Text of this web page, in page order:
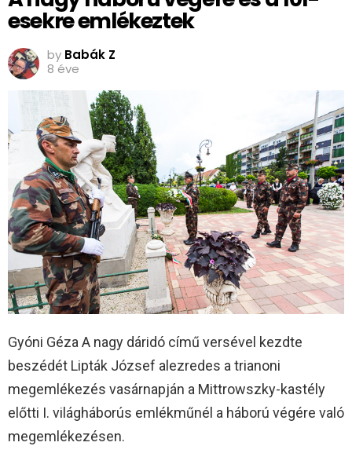
esekre emlékeztek
by Babák Z
8 éve
Gyóni Géza A nagy dáridó című versével kezdte
beszédét Lipták József alezredes a trianoni
megemlékezés vasárnapján a Mittrowszky-kastély
előtti I. világháborús emlékműnél a háború végére való
megemlékezésen.